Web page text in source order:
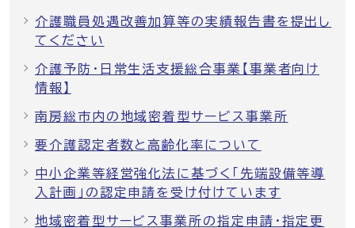
介護職員処遇改善加算等の実績報告書を提出し
てください
介護予防・日常生活支援総合事業【事業者向け
情報】
南房総市内の地域密着型サービス事業所
要介護認定者数と高齢化率について
中小企業等経営強化法に基づく「先端設備等導
入計画」の認定申請を受け付けています
地域密着型サービス事業所の指定申請・指定更